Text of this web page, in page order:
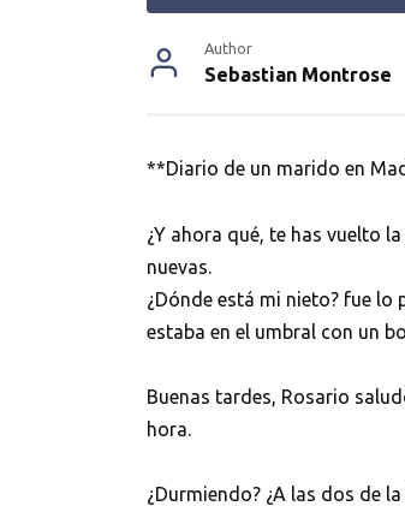
Author
Sebastian Montrose
**Diario de un marido en
¿Y ahora qué, te has vuelto
nuevas.
¿Dónde está mi nieto? fue lo
estaba en el umbral con un
Buenas tardes, Rosario
hora.
¿Durmiendo? ¿A las dos de